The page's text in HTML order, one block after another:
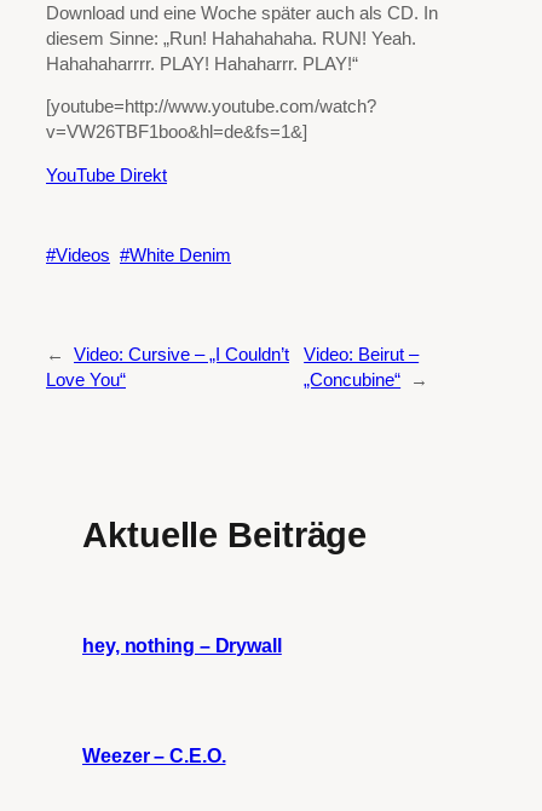
Download und eine Woche später auch als CD. In
diesem Sinne: „Run! Hahahahaha. RUN! Yeah.
Hahahaharrrr. PLAY! Hahaharrr. PLAY!“
[youtube=http://www.youtube.com/watch?
v=VW26TBF1boo&hl=de&fs=1&]
YouTube Direkt
Videos White Denim
←
Video: Cursive – „I Couldn’t
Love You“
Video: Beirut –
„Concubine“
→
Aktuelle Beiträge
hey, nothing – Drywall
Weezer – C.E.O.